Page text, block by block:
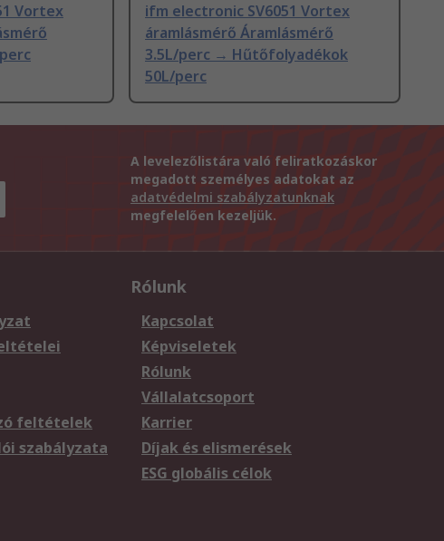
Vortex
ifm electronic SV6051 Vortex
áramlásmérő Áramlásmérő
3.5L/perc → Hűtőfolyadékok
50L/perc
A levelezőlistára való feliratkozáskor
megadott személyes adatokat az
adatvédelmi szabályzatunknak
megfelelően kezeljük.
feltételek
szabályzata
Rólunk
Kapcsolat
Képviseletek
Rólunk
Vállalatcsoport
Karrier
Díjak és elismerések
ESG globális célok